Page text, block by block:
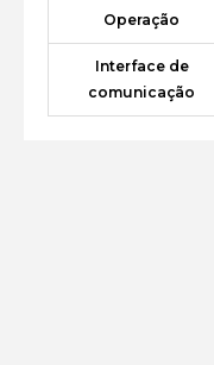
Operação
Interface de
comunicação